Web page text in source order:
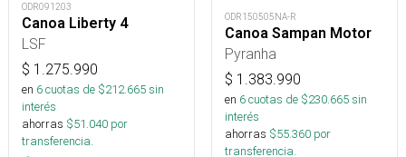
ODR091203
Canoa Liberty 4
LSF
$ 1.275.990
en 6cuotas de $212.665sin
interés
ahorras $51.040 por
transferencia.
ODR150505NA-R
Canoa Sampan Motor
Pyranha
$ 1.383.990
en 6cuotas de $230.665sin
interés
ahorras $55.360 por
transferencia.